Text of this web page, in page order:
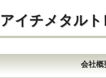
アイチメタル
会社概